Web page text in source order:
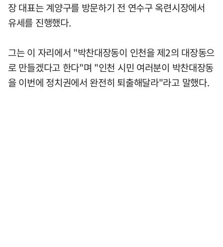
장 대표는 계양구를 방문하기 전 연수구 옥련시장에서
유세를 진행했다.
그는 이 자리에서 "박찬대장동이 인천을 제2의 대장동으
로 만들겠다고 한다"며 "인천 시민 여러분이 박찬대장동
을 이번에 정치권에서 완전히 퇴출해달라"라고 말했다.